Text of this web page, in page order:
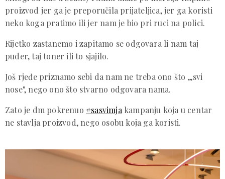
proizvod jer ga je preporučila prijateljica, jer ga koristi
neko koga pratimo ili jer nam je bio pri ruci na polici.
Rijetko zastanemo i zapitamo se odgovara li nam taj
puder, taj toner ili to sjajilo.
Još rjeđe priznamo sebi da nam ne treba ono što „svi
nose", nego ono što stvarno odgovara nama.
Zato je dm pokrenuo #sasvimja kampanju koja u centar
ne stavlja proizvod, nego osobu koja ga koristi.